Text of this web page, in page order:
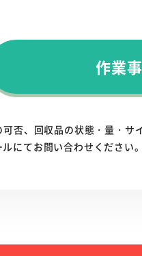
作業
否、回収品の状態・量・サ
にてお問い合わせください。